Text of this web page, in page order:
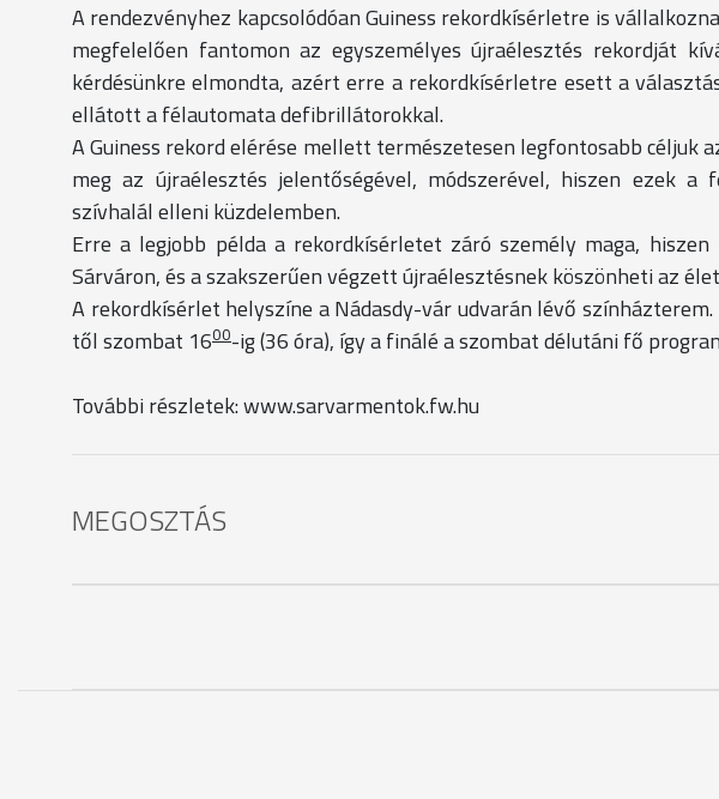
A rendezvényhez kapcsolódóan Guiness rekordkísérletre is
megfelelően fantomon az egyszemélyes újraélesztés rekordját
kérdésünkre elmondta, azért erre a rekordkísérletre esett a
ellátott a félautomata defibrillátorokkal.
A Guiness rekord elérése mellett természetesen legfontosabb céljuk
meg az újraélesztés jelentőségével, módszerével, hiszen ezek
szívhalál elleni küzdelemben.
Erre a legjobb példa a rekordkísérletet záró személy maga,
Sárváron, és a szakszerűen végzett újraélesztésnek köszönheti az
A rekordkísérlet helyszíne a Nádasdy-vár udvarán lévő
től szombat 1600-ig (36 óra), így a finálé a szombat délutáni fő
További részletek: www.sarvarmentok.fw.hu
MEGOSZTÁS